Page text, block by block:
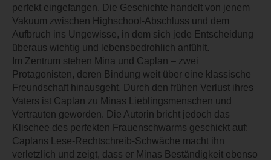
perfekt eingefangen. Die Geschichte handelt von jenem
Vakuum zwischen Highschool-Abschluss und dem
Aufbruch ins Ungewisse, in dem sich jede Entscheidung
überaus wichtig und lebensbedrohlich anfühlt.
Im Zentrum stehen Mina und Caplan – zwei
Protagonisten, deren Bindung weit über eine klassische
Freundschaft hinausgeht. Durch den frühen Verlust ihres
Vaters ist Caplan zu Minas Lieblingsmenschen und
Vertrauten geworden. Die Autorin bricht jedoch das
Klischee des perfekten Frauenschwarms geschickt auf:
Caplans Lese-Rechtschreib-Schwäche macht ihn
verletzlich und zeigt, dass er Minas Beständigkeit ebenso